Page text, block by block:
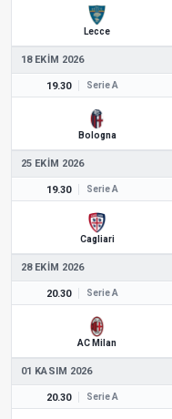
Lecce
18 EKIM 2026
19.30 Serie A
Bologna
25 EKIM 2026
19.30 Serie A
Cagliari
28 EKIM 2026
20.30 Serie A
AC Milan
01 KASIM 2026
20.30 Serie A